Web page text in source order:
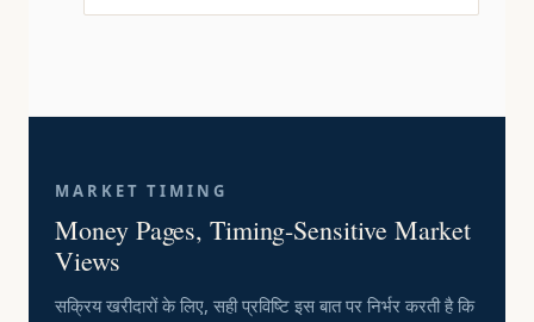
MARKET TIMING
Money Pages, Timing-Sensitive Market
Views
सक्रिय खरीदारों के लिए, सही प्रविष्टि इस बात पर निर्भर करती है कि